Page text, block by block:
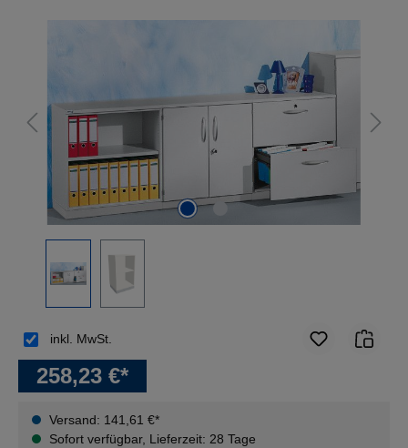
258,23 €*
Versand: 141,61 €*
Sofort verfügbar, Lieferzeit: 28 Tage
inkl. MwSt.